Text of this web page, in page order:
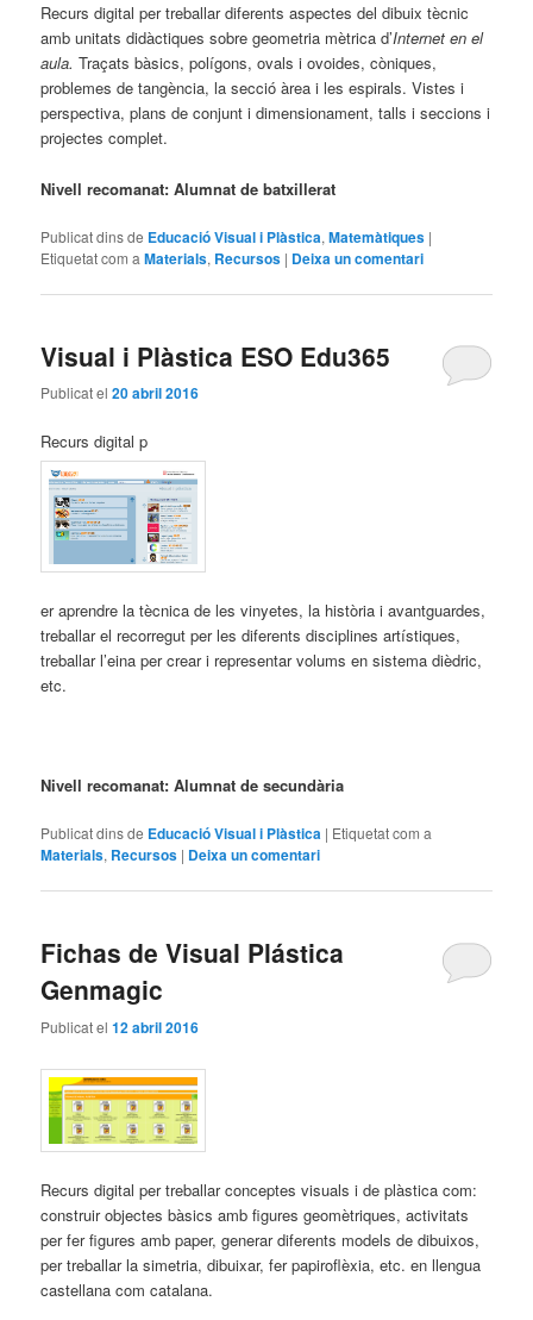
Recurs digital per treballar diferents aspectes del dibuix tècnic
amb unitats didàctiques sobre geometria mètrica d’Internet en el
aula.Traçats bàsics, polígons, ovals i ovoides, còniques,
problemes de tangència, la secció àrea i les espirals. Vistes i
perspectiva, plans de conjunt i dimensionament, talls i seccions i
projectes complet.
Nivell recomanat: Alumnat de batxillerat
Publicat dins de Educació Visual i Plàstica,Matemàtiques |
Etiquetat com a Materials, Recursos | Deixa un comentari
Visual i Plàstica ESO Edu365
Publicat el20 abril 2016
Recurs digital p
er aprendre la tècnica de les vinyetes, la història i avantguardes,
treballar el recorregut per les diferents disciplines artístiques,
treballar l’eina per crear i representar volums en sistema dièdric,
etc.
Nivell recomanat: Alumnat de secundària
Publicat dins de Educació Visual i Plàstica | Etiquetat com a
Materials, Recursos | Deixa un comentari
Fichas de Visual Plástica
Genmagic
Publicat el12 abril 2016
Recurs digital per treballar conceptes visuals i de plàstica com:
construir objectes bàsics amb figures geomètriques, activitats
per fer figures amb paper, generar diferents models de dibuixos,
per treballar la simetria, dibuixar, fer papiroflèxia, etc. en llengua
castellana com catalana.